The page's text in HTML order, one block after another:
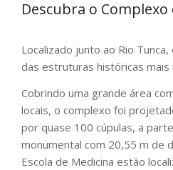
Descubra o
Localizado junto ao Rio
das estruturas históricas
Cobrindo uma grande área
locais, o complexo foi
por quase 100 cúpulas, a
monumental com 20,55 m de
Escola de Medicina estão